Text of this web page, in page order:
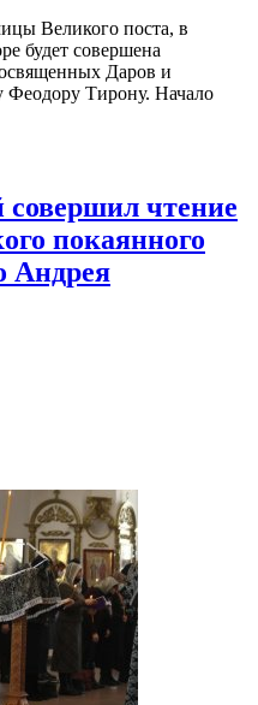
Великого поста, в
будет совершена
Даров и
Феодору Тирону. Начало
чтение
покаянного
Андрея